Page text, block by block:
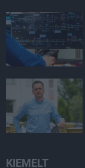
KIEMELT